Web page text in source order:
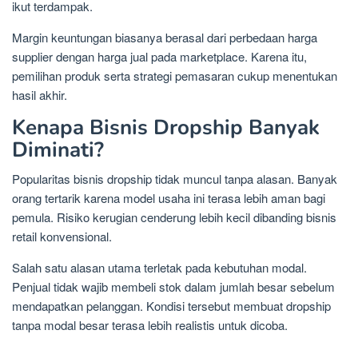
ikut terdampak.
Margin keuntungan biasanya berasal dari perbedaan harga
supplier dengan harga jual pada marketplace. Karena itu,
pemilihan produk serta strategi pemasaran cukup menentukan
hasil akhir.
Kenapa Bisnis Dropship Banyak
Diminati?
Popularitas bisnis dropship tidak muncul tanpa alasan. Banyak
orang tertarik karena model usaha ini terasa lebih aman bagi
pemula. Risiko kerugian cenderung lebih kecil dibanding bisnis
retail konvensional.
Salah satu alasan utama terletak pada kebutuhan modal.
Penjual tidak wajib membeli stok dalam jumlah besar sebelum
mendapatkan pelanggan. Kondisi tersebut membuat dropship
tanpa modal besar terasa lebih realistis untuk dicoba.